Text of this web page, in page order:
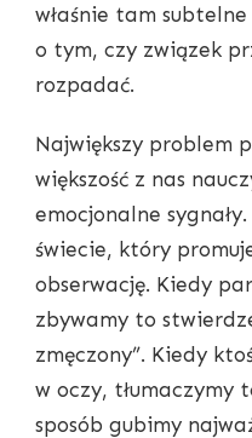
właśnie tam
o tym, czy związek
rozpadać.
Największy problem
większość z nas
emocjonalne
świecie, który
obserwację. Kiedy
zbywamy to
zmęczony”. Kiedy
w oczy, tłumaczymy
sposób gubimy